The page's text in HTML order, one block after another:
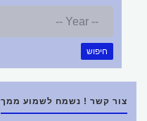
חיפוש
צור קשר ! נשמח לשמוע ממך